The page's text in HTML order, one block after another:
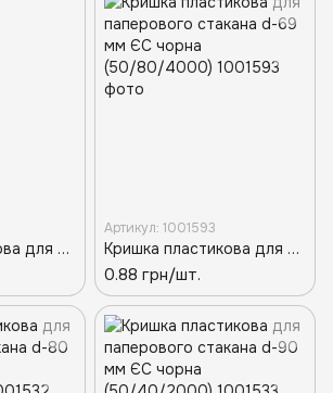
Кришка пластикова для паперового стакана d-68мм ТР Чорна (50/60/3000)
Артикул: 1001593
Кришка пластикова для паперового стакана d-69 мм ЄС чорна (50/80/4000)
0.88 грн/шт.